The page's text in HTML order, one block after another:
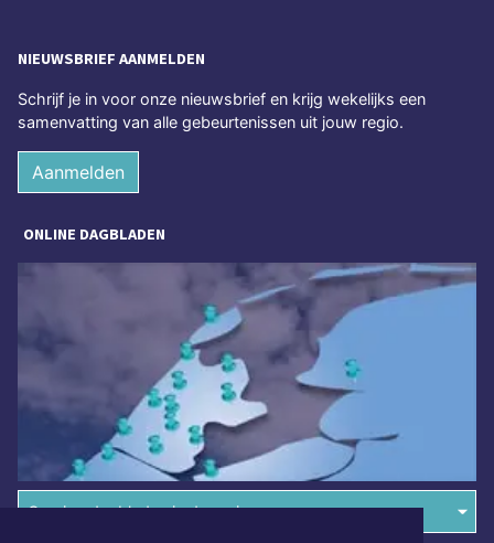
NIEUWSBRIEF AANMELDEN
Schrijf je in voor onze nieuwsbrief en krijg wekelijks een
samenvatting van alle gebeurtenissen uit jouw regio.
Aanmelden
ONLINE DAGBLADEN
Overige dagbladen in de regio